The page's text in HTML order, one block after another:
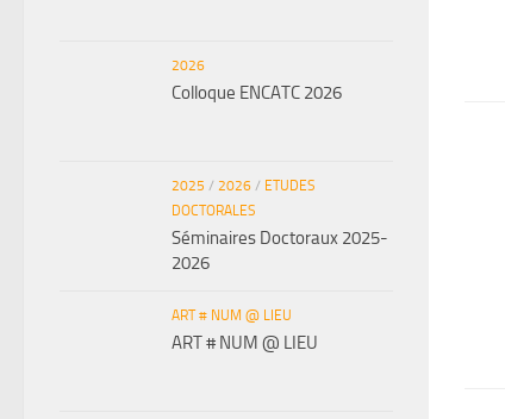
2026
Colloque ENCATC 2026
2025 / 2026 / ETUDES
DOCTORALES
Séminaires Doctoraux 2025-
2026
ART # NUM @ LIEU
ART # NUM @ LIEU